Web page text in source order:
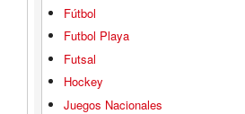
Fútbol
Futbol Playa
Futsal
Hockey
Juegos Nacionales